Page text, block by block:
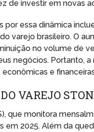
de investir em novas
essa dinâmica
varejo brasileiro. O
no volume de
negócios. Portanto,
e
VAREJO
que monitora
2025. Além da